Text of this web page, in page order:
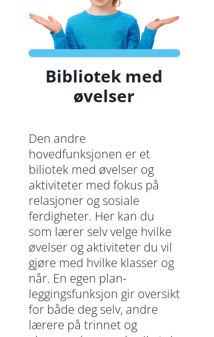
Bibliotek med
øvelser
Den andre
hovedfunksjonen er et
biliotek med øvelser og
aktiviteter med fokus på
relasjoner og sosiale
ferdigheter. Her kan du
som lærer selv velge hvilke
øvelser og aktiviteter du vil
gjøre med hvilke klasser og
når. En egen plan-
leggingsfunksjon gir oversikt
for både deg selv, andre
lærere på trinnet og